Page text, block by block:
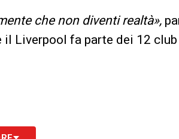
che non diventi realtà»,
il Liverpool fa parte dei 12 club